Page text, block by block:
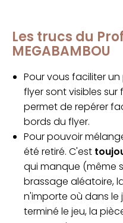
Les trucs du
MEGABAMBOU
Pour vous faciliter
flyer sont visibles
permet de repérer
bords du flyer.
Pour pouvoir
été retiré. C'est
qui manque (même
brassage aléatoire,
n'importe où dans le
terminé le jeu, la